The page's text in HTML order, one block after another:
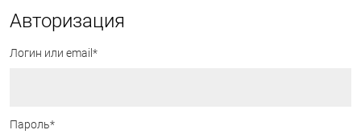
Авторизация
Логин или email*
Пароль*